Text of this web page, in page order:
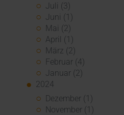
Juli (3)
Juni (1)
Mai (2)
April (1)
März (2)
Februar (4)
Januar (2)
2024
Dezember (1)
November (1)